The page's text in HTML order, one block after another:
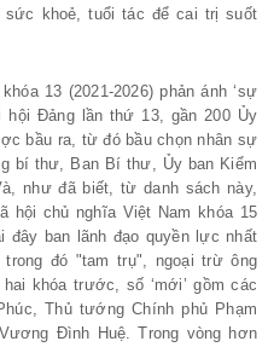
khoẻ, tuổi tác để cai trị suốt
13 (2021-2026) phản ánh ‘sự
hội Đảng lần thứ 13, gần 200 Ủy
bầu ra, từ đó bầu chọn nhân sự
bí thư, Ban Bí thư, Ủy ban Kiểm
như đã biết, từ danh sách này,
hội chủ nghĩa Việt Nam khóa 15
đây ban lãnh đạo quyền lực nhất
đó "tam trụ", ngoại trừ ông
khóa trước, số ‘mới’ gồm các
Thủ tướng Chính phủ Phạm
Đình Huệ. Trong vòng hơn